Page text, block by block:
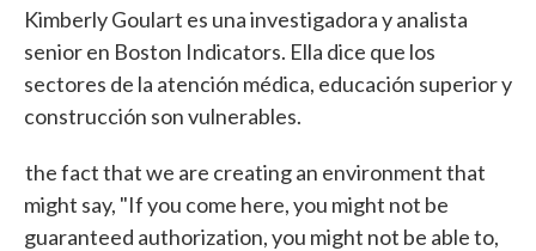
Kimberly Goulart es una investigadora y analista
senior en Boston Indicators. Ella dice que los
sectores de la atención médica, educación superior y
construcción son vulnerables.
the fact that we are creating an environment that
might say, "If you come here, you might not be
guaranteed authorization, you might not be able to,